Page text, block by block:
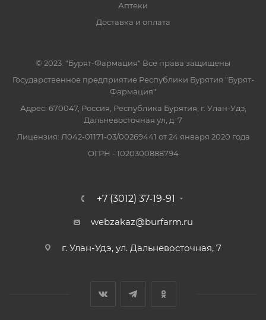
Аптеки
Доставка и оплата
© 2023. "Бурят-Фармация" Все права защищены
Государственное предприятие Республики Бурятия "Бурят-
Фармация"
Адрес: 670047, Россия, Республика Бурятия, г. Улан-Удэ,
Дальневосточная ул, д. 7
Лицензия: Л042-01171-03/00269441 от 24 января 2020 года
ОГРН - 1020300888794
+7 (3012) 37-19-91
webzakaz@burfarm.ru
г. Улан-Удэ, ул. Дальневосточная, 7